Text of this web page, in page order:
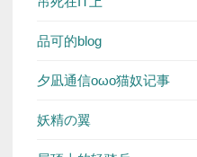
品可的blog
夕凪通信oωo猫奴记事
妖精の翼